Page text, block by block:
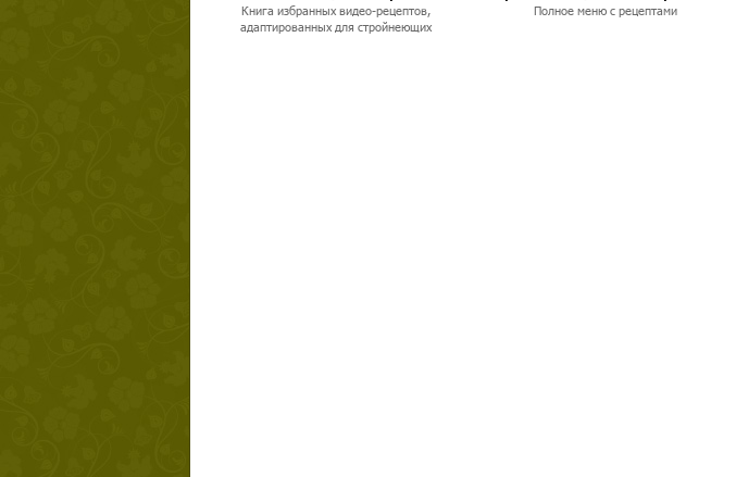
Книга избранных видео-рецептов,
адаптированных для стройнеющих
Полное меню с рецептами